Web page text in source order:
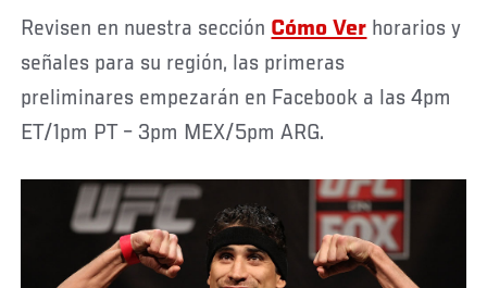
Revisen en nuestra sección Cómo Ver horarios y
señales para su región, las primeras
preliminares empezarán en Facebook a las 4pm
ET/1pm PT – 3pm MEX/5pm ARG.